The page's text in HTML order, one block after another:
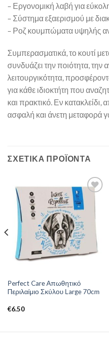
– Εργονομική λαβή για
– Σύστημα εξαερισμού με
– Ροζ κουμπώματα υψηλής
Συμπερασματικά, το κουτί
συνδυάζει την ποιότητα, την
λειτουργικότητα,
για κάθε ιδιοκτήτη που
και πρακτικό. Εν κατακλείδι,
ασφαλή και άνετη μεταφορά
ΣΧΕΤΙΚΆ ΠΡΟΪΌΝΤΑ
Perfect Care Απωθητικό
Περιλαίμιο Σκύλου Large 70cm
€6.50